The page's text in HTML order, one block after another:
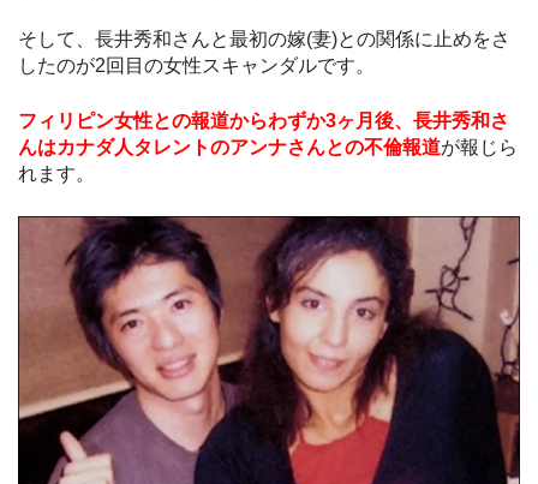
そして、長井秀和さんと最初の嫁(妻)との関係に止めをさ
したのが2回目の女性スキャンダルです。
フィリピン女性との報道からわずか3ヶ月後、長井秀和さ
んはカナダ人タレントのアンナさんとの不倫報道が報じら
れます。